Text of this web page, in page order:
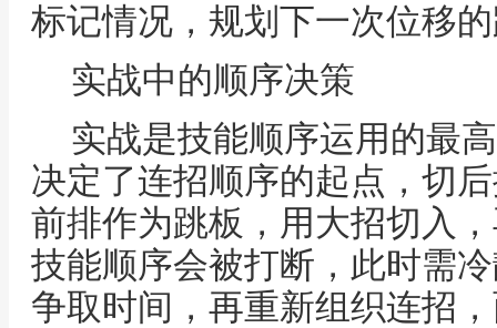
标记情况，规划下一次位移
实战中的顺序决策
实战是技能顺序运用的最
决定了连招顺序的起点，切
前排作为跳板，用大招切入
技能顺序会被打断，此时需
争取时间，再重新组织连招